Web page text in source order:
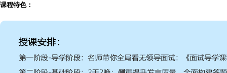
课程特色：